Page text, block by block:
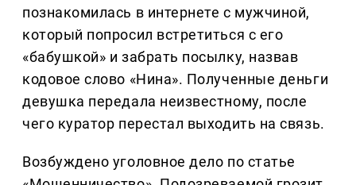
познакомилась в интернете с мужчиной,
который попросил встретиться с его
«бабушкой» и забрать посылку, назвав
кодовое слово «Нина». Полученные деньги
девушка передала неизвестному, после
чего куратор перестал выходить на связь.
Возбуждено уголовное дело по статье